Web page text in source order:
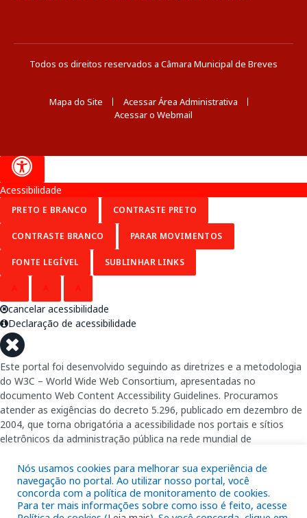
Todos os direitos reservados a Câmara Municipal de Breves
Mapa do Site
Acessar Área Administrativa
Acessar o Webmail
Nós usamos cookies para melhorar sua experiência de
navegação no portal. Ao utilizar nosso portal, você
concorda com a política de monitoramento de cookies.
Para ter mais informações sobre como isso é feito, acesse
Acessibilidade
PRETO E BRANCO CONTRASTE PRETO
CONTRASTE BRANCO PARAR MOVIMENTOS
FONTE LEGÍVEL SUBLINHAR LINKS
cancelar acessibilidade
Declaração de acessibilidade
Este portal foi desenvolvido seguindo as diretrizes e a metodologia
do W3C – World Wide Web Consortium, apresentadas no
documento Web Content Accessibility Guidelines. Procuramos
atender as exigências do decreto 5.296, publicado em dezembro de
2004, que torna obrigatória a acessibilidade nos portais e sítios
eletrônicos da administração pública na rede mundial de
garantindo-lhes o pleno acesso aos conteúdos disponíveis.
Além de validações automáticas, foram realizados testes em
diversos navegadores e através do utilitário de acesso a Internet do